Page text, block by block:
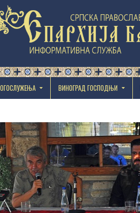
ВИНОГРАД ГОСПОДЊИ